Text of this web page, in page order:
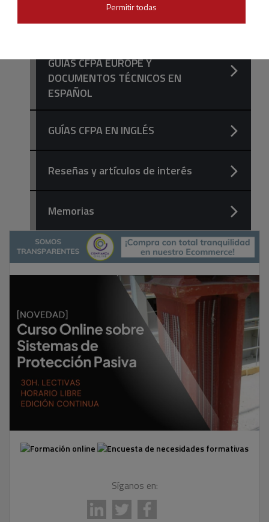
DESCARGAGRATUITA
GUÍAS CFPA EUROPE Y
DOCUMENTOS TÉCNICOS EN
ESPAÑOL
GUÍAS CFPA EN INGLÉS
Reseñas y artículos de interés
Memorias
Síganos en:
Permitir todas